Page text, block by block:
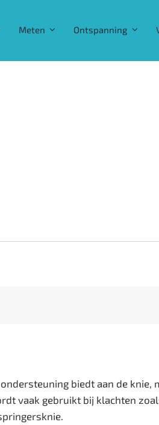
Meten Ontspanning
biedt aan de knie,
vaak gebruikt bij klachten